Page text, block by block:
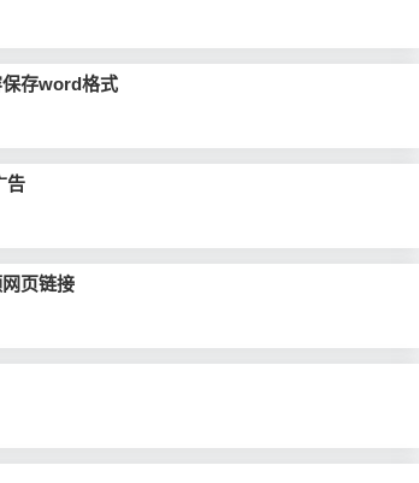
存word格式
告
页链接